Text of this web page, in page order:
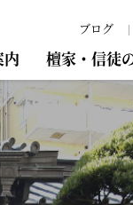
檀家・信徒
ブログ